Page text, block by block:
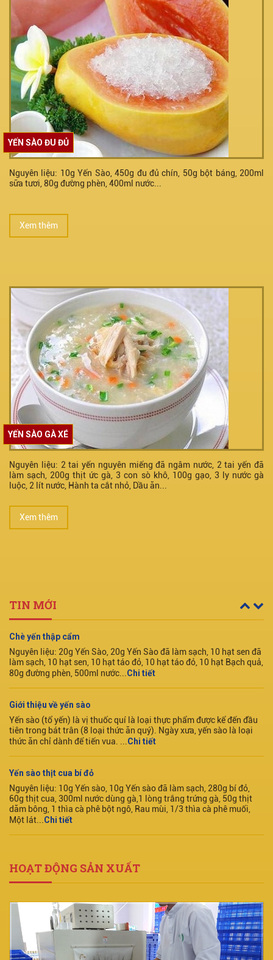
YẾN SÀO ĐU ĐỦ
Nguyên liệu: 10g Yến Sào, 450g đu đủ chín, 50g bột báng, 200ml
sữa tươi, 80g đường phèn, 400ml nước...
Xem thêm
YẾN SÀO GÀ XÉ
Nguyên liệu: 2 tai yến nguyên miếng đã ngâm nước, 2 tai yến đã
làm sạch, 200g thịt ức gà, 3 con sò khô, 100g gạo, 3 ly nước gà
luộc, 2 lít nước, Hành ta cắt nhỏ, Dầu ăn...
Xem thêm
TIN MỚI
Chè yến thập cẩm
Nguyên liệu: 20g Yến Sào, 20g Yến Sào đã làm sạch, 10 hạt sen đã
làm sạch, 10 hạt sen, 10 hạt táo đỏ, 10 hạt táo đỏ, 10 hạt Bạch quả,
80g đường phèn, 500ml nước... Chi tiết
Giới thiệu về yến sào
Yến sào (tổ yến) là vị thuốc quí là loại thực phẩm được kể đến đầu
tiên trong bát trân (8 loại thức ăn quý). Ngày xưa, yến sào là loại
thức ăn chỉ dành để tiến vua. ... Chi tiết
Yến sào thịt cua bí đỏ
Nguyên liệu: 10g Yến sào, 10g Yến sào đã làm sạch, 280g bí đỏ,
60g thịt cua, 300ml nước dùng gà,1 lòng trắng trứng gà, 50g thịt
dăm bông, 1 thìa cà phê bột ngô, Rau mùi, 1/3 thìa cà phê muối,
Một lát... Chi tiết
HOẠT ĐỘNG SẢN XUẤT